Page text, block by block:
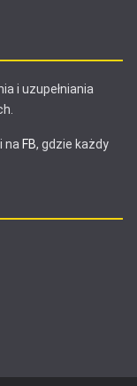
i uzupełniania
na FB, gdzie każdy